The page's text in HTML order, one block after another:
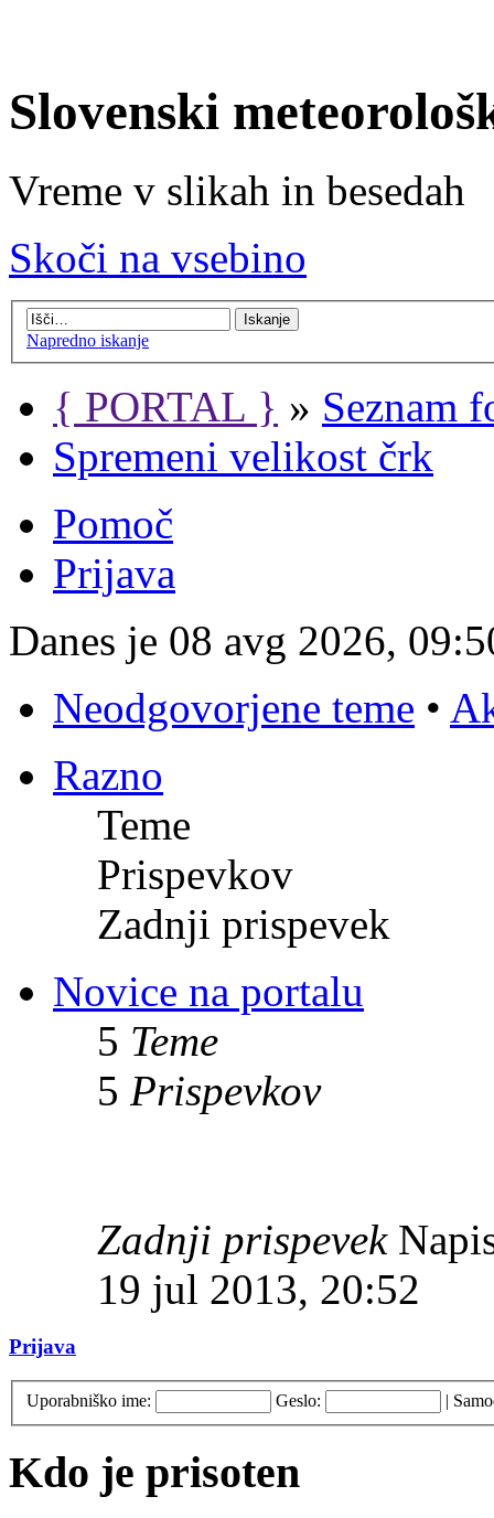
Slovenski
Vreme v slikah in besedah
Skoči na vsebino
Napredno iskanje
{ PORTAL } » Seznam
Spremeni velikost črk
Pomoč
Prijava
Danes je 08 avg 2026,
Neodgovorjene teme •
Razno
Teme
Prispevkov
Zadnji prispevek
Novice na portalu
5 Teme
5 Prispevkov
Zadnji prispevek
19 jul 2013, 20:52
Prijava
Uporabniško ime: Geslo: |
Kdo je prisoten